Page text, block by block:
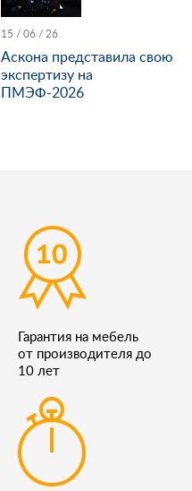
15 / 06 / 26
Аскона представила свою
экспертизу на
ПМЭФ-2026
Гарантия на мебель
от производителя до
10 лет